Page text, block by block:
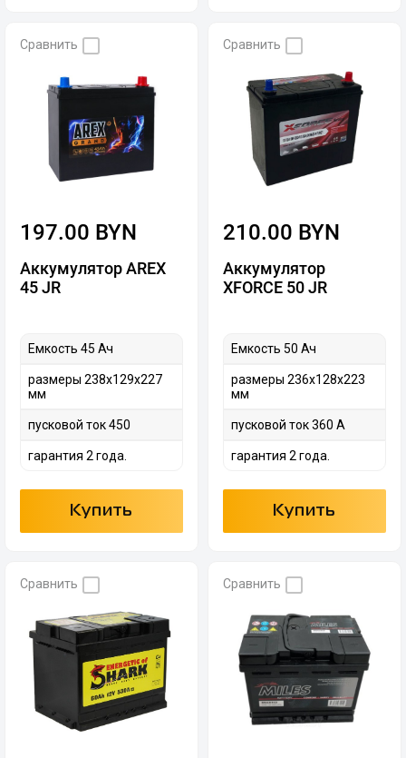
Сравнить
197.00 BYN
Аккумулятор AREX
45 JR
Емкость 45 Ач
размеры 238х129х227
мм
пусковой ток 450
гарантия 2 года.
Купить
Сравнить
210.00 BYN
Аккумулятор
XFORCE 50 JR
Емкость 50 Ач
размеры 236x128x223
мм
пусковой ток 360 А
гарантия 2 года.
Купить
Сравнить Сравнить